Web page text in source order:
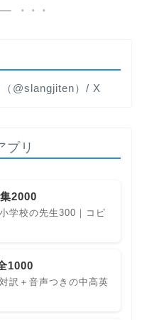
@slangjiten）/ X
プリ
2000
学校の先生300｜コピ
1000
訳＋音声つきの中高英